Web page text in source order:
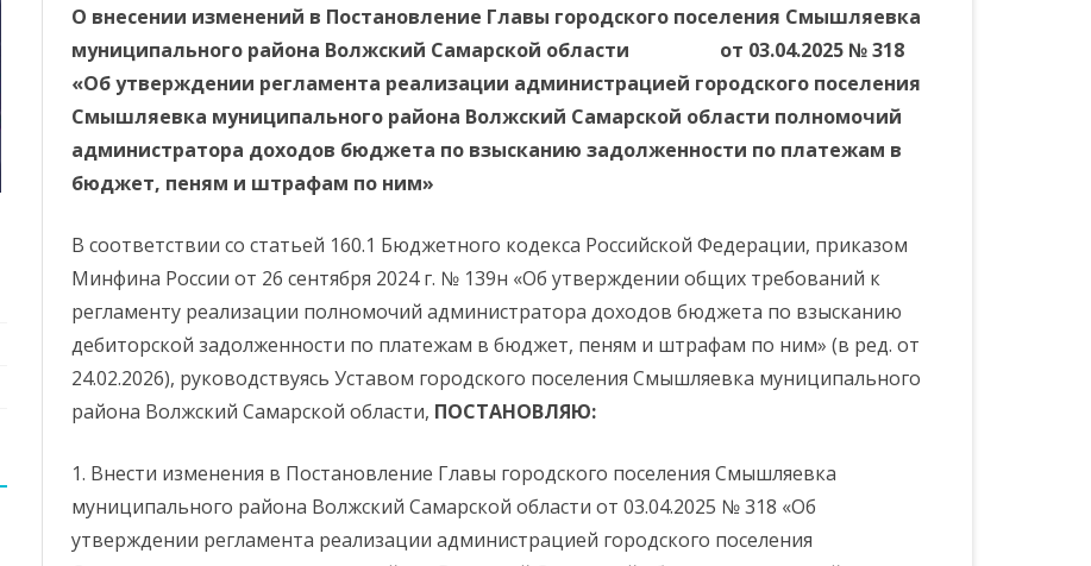
ИНФОРМИРОВАНИЕ ПО СТ. 46
ОБЯЗАТЕЛЬНЫЕ ТРЕБОВАНИЯ
ОБЯЗАТЕЛЬНЫХ ТРЕБОВАНИЙ
ГОСУДАРСТВЕННОМ
КОНТРОЛЕ (НАДЗОРЕ),
АНТИКОРРУПЦИОННАЯ
КОМИССИЯ ПО СОБЛЮДЕНИЮ
ТРЕБОВАНИЙ К СЛУЖЕБНОМУ
ПОВЕДЕНИЮ И
КОНФЛИКТА ИНТЕРЕСОВ
КОМИССИЯ)
ЗАСЕДАНИЕ КОМИССИИ ПО
СОБЛЮДЕНИЮ ТРЕБОВАНИЙ
УРЕГУЛИРОВАНИЮ
КОНФЛИКТА ИНТЕРЕСОВ
МЕТОДИЧЕСКИЕ МАТЕРИАЛЫ
ОБРАТНАЯ СВЯЗЬ ДЛЯ
СООБЩЕНИЙ О ФАКТАХ
РАСХОДАХ, ОБ ИМУЩЕСТВЕ И
ОБЯЗАТЕЛЬСТВАХ
О внесении изменений в Постановление Главы городского поселения Смышляевка
муниципального района Волжский Самарской области от 03.04.2025 № 318
«Об утверждении регламента реализации администрацией городского поселения
Смышляевка муниципального района Волжский Самарской области полномочий
администратора доходов бюджета по взысканию задолженности по платежам в
бюджет, пеням и штрафам по ним»
В соответствии со статьей 160.1 Бюджетного кодекса Российской Федерации, приказом
Минфина России от 26 сентября 2024 г. № 139н «Об утверждении общих требований к
регламенту реализации полномочий администратора доходов бюджета по взысканию
дебиторской задолженности по платежам в бюджет, пеням и штрафам по ним» (в ред. от
24.02.2026), руководствуясь Уставом городского поселения Смышляевка муниципального
района Волжский Самарской области, ПОСТАНОВЛЯЮ:
1. Внести изменения в Постановление Главы городского поселения Смышляевка
муниципального района Волжский Самарской области от 03.04.2025 № 318 «Об
утверждении регламента реализации администрацией городского поселения